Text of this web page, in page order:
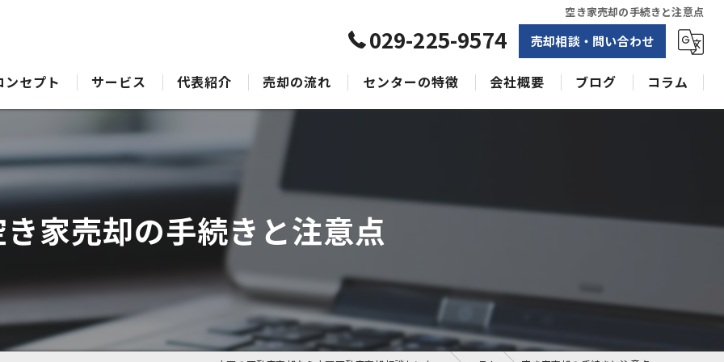
空き家売却の手続きと注意点
029-225-9574 売却相談・問い合わせ
ンセプト
戸の不動産売却･水戸不動産売却相談センターのサポート
戸の不動産売却･水戸不動産売却相談センターの最適なアドバイス
サービス 代表紹介 売却の流れ センターの特徴
戸建て
収益物件
会社概要 ブログ コラム
家売却の手続きと注意点